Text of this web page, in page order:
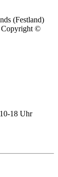
(Festland)
Copyright ©
18 Uhr